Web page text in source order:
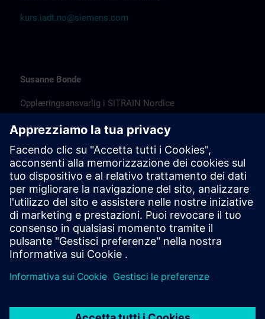
kurs.iadt.no@siemens.com
Susanne Bonde
Opplæringsansvarlig i SITRAIN Nordice
susanne.bonde@siemens.com